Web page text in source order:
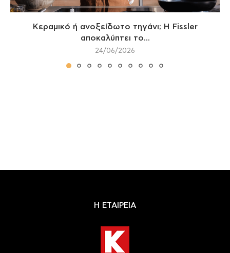
Κεραμικό ή ανοξείδωτο τηγάνι; Η Fissler
αποκαλύπτει το...
24/06/2026
Η ΕΤΑΙΡΕΙΑ